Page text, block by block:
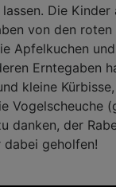
Die
von den
Apfelkuchen
Erntegaben
kleine
Vogelscheuche
danken, der
dabei geholfen!